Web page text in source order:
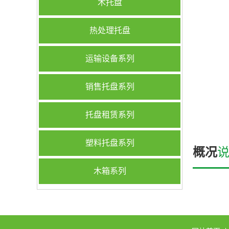
木托盘
热处理托盘
运输设备系列
销售托盘系列
托盘租赁系列
塑料托盘系列
木箱系列
概况